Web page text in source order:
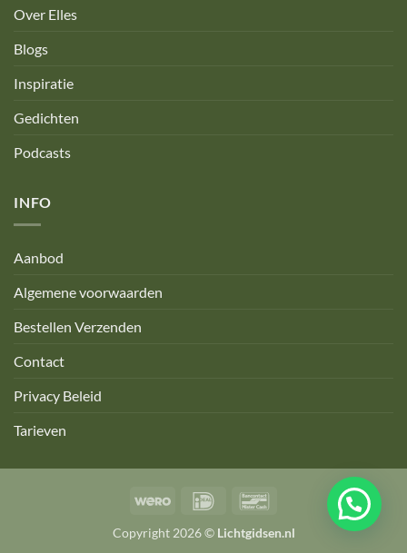
Over Elles
Blogs
Inspiratie
Gedichten
Podcasts
INFO
Aanbod
Algemene voorwaarden
Bestellen Verzenden
Contact
Privacy Beleid
Tarieven
Wero IDeal Bancontact
Copyright 2026 © Lichtgidsen.nl